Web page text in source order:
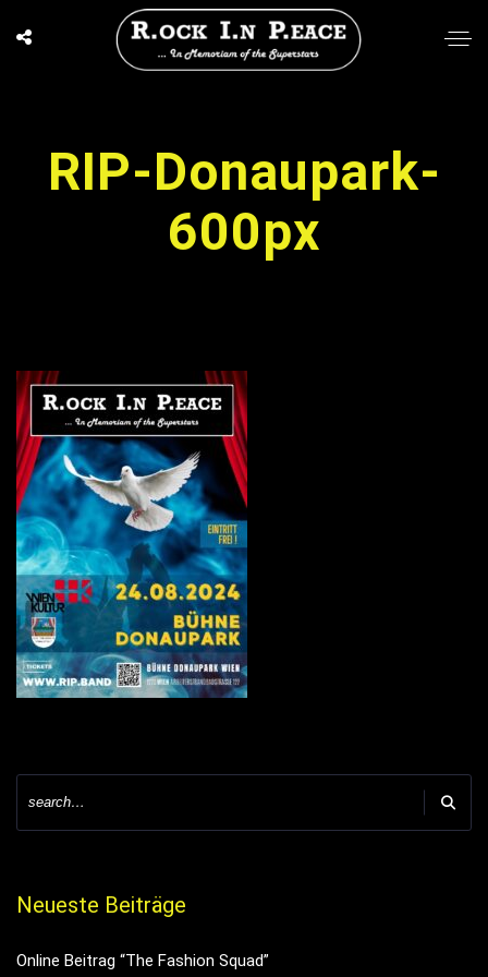
RIP-Donaupark-
600px
Neueste Beiträge
Online Beitrag “The Fashion Squad”